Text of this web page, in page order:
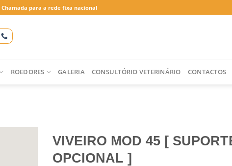
Chamada para a rede fixa nacional
ROEDORES GALERIA CONSULTÓRIO VETERINÁRIO CONTACTOS
VIVEIRO MOD 45 [
OPCIONAL ]